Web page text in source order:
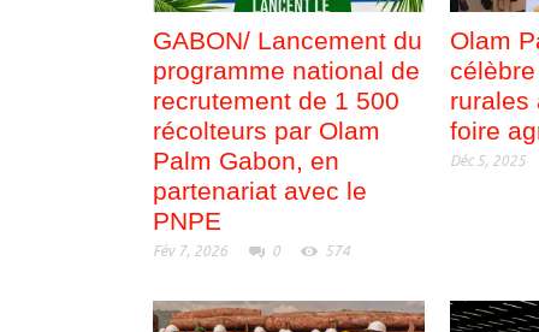
GABON/ Lancement du
programme national de
recrutement de 1 500
récolteurs par Olam
Palm Gabon, en
partenariat avec le
PNPE
Fév 7, 2026 0 574
Olam
rurales
foire
Déc 5, 2025